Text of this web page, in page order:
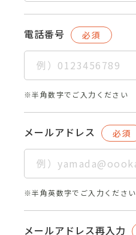
電話番号 必須
※半角数字でご入力ください
メールアドレス 必須
※半角英数字でご入力ください
メールアドレス再入力